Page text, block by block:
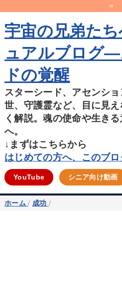
=
宇宙の兄弟た
ュアルブログ
ドの覚醒
スターシード、アセンシ
世、守護霊など、目に見
く解説。魂の使命や生き
へ。
↓まずはこちらから
はじめての方へ、このブ
YouTube シニア向け動画
ホーム / 成功 /